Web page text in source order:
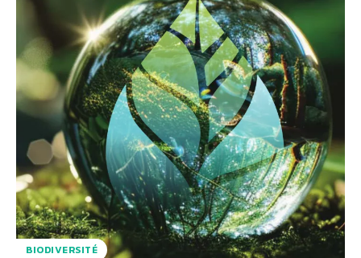
BIODIVERSITÉ